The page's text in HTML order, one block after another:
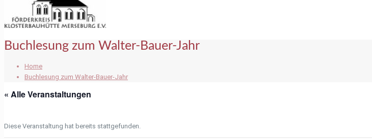
Buchlesung zum Walter-Bauer-Jahr
Home
Buchlesung zum Walter-Bauer-Jahr
« Alle Veranstaltungen
Diese Veranstaltung hat bereits stattgefunden.